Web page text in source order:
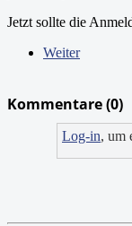
Jetzt sollte die
Weiter
Kommentare (0)
Log-in, um